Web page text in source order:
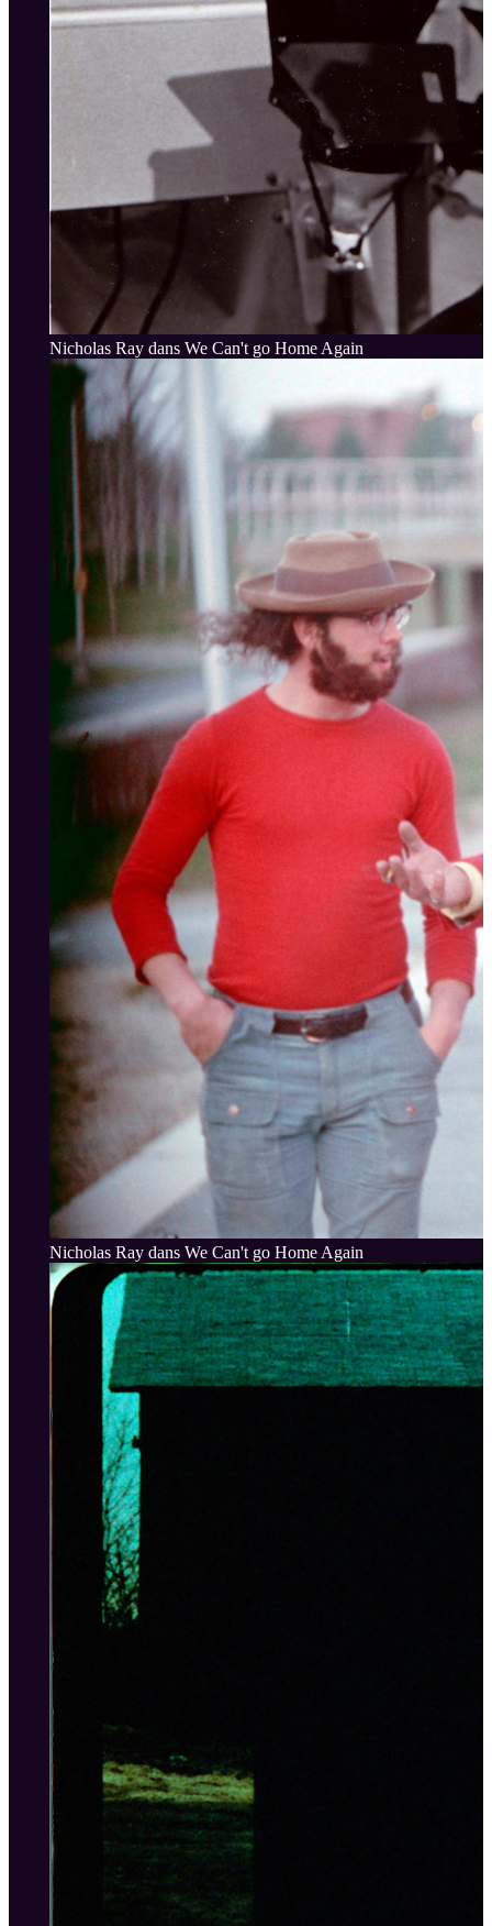
Nicholas Ray dans We Can't go Home Again
Nicholas Ray dans We Can't go Home Again